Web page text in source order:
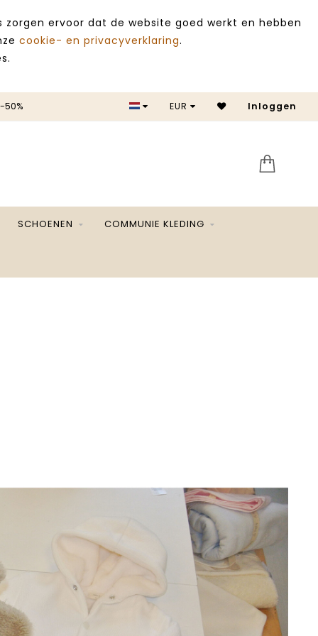
ervoor dat de website goed werkt en hebben
cookie- en privacyverklaring.
SALE -50%
EUR Inloggen
SCHOENEN COMMUNIE KLEDING